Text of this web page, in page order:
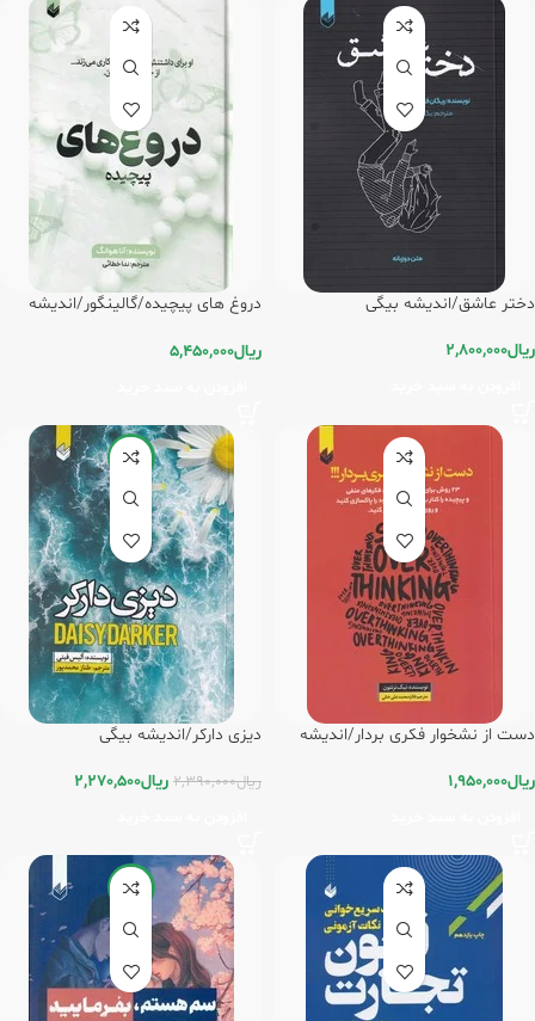
دختر عاشق/اندیشه بیگی
ریال2,800,000
دروغ های پیچیده/گالینگور/اندیشه
ریال5,450,000
دست از نشخوار فکری بردار/اندیشه
ریال1,950,000
-5%
دیزی دارکر/اندیشه بیگی
ریال2,390,000 ریال2,270,500
-5%